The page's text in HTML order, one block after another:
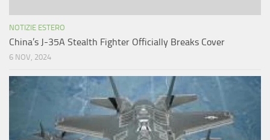
NOTIZIE ESTERO
China’s J-35A Stealth Fighter Officially Breaks Cover
6 NOV, 2024